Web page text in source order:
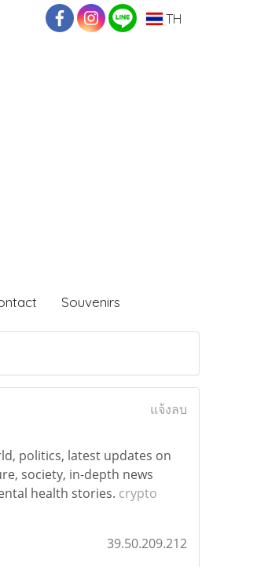
TH
Souvenirs
แจ้งลบ
politics, latest updates on
society, in-depth news
health stories. crypto
39.50.209.212